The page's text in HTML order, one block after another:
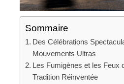
Sommaire
Des Célébrations
Mouvements Ultras
Les Fumigènes et les Feux
Tradition Réinventée